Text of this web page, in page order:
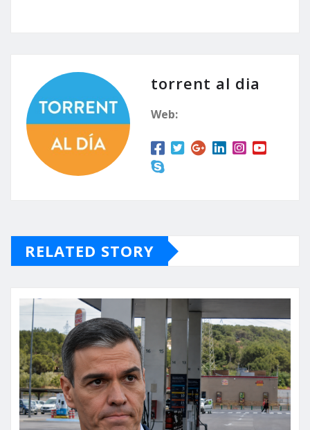
torrent al dia
Web:
RELATED STORY